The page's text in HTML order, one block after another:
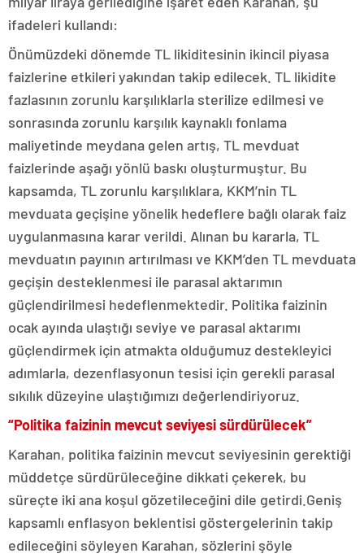
ifadeleri kullandı:
Önümüzdeki dönemde TL likiditesinin ikincil piyasa
faizlerine etkileri yakından takip edilecek. TL likidite
fazlasının zorunlu karşılıklarla sterilize edilmesi ve
sonrasında zorunlu karşılık kaynaklı fonlama
maliyetinde meydana gelen artış, TL mevduat
faizlerinde aşağı yönlü baskı oluşturmuştur. Bu
kapsamda, TL zorunlu karşılıklara, KKM’nin TL
mevduata geçişine yönelik hedeflere bağlı olarak faiz
uygulanmasına karar verildi. Alınan bu kararla, TL
mevduatın payının artırılması ve KKM’den TL mevduata
geçişin desteklenmesi ile parasal aktarımın
güçlendirilmesi hedeflenmektedir. Politika faizinin
ocak ayında ulaştığı seviye ve parasal aktarımı
güçlendirmek için atmakta olduğumuz destekleyici
adımlarla, dezenflasyonun tesisi için gerekli parasal
sıkılık düzeyine ulaştığımızı değerlendiriyoruz.
“Politika faizinin mevcut seviyesi sürdürülecek”
Karahan, politika faizinin mevcut seviyesinin gerektiği
müddetçe sürdürüleceğine dikkati çekerek, bu
süreçte iki ana koşul gözetileceğini dile getirdi.Geniş
kapsamlı enflasyon beklentisi göstergelerinin takip
edileceğini söyleyen Karahan, sözlerini şöyle